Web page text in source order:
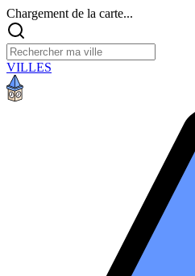
Chargement de la carte...
VILLES